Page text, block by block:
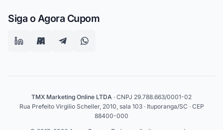
Siga o Agora Cupom
TMX Marketing Online LTDA · CNPJ 29.788.663/0001-02
Rua Prefeito Virgilio Scheller, 2010, sala 103 · Ituporanga/SC · CEP
88400-000